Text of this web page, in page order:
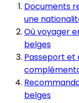
Documents
une
Où voyager
belges
Passeport et
belges